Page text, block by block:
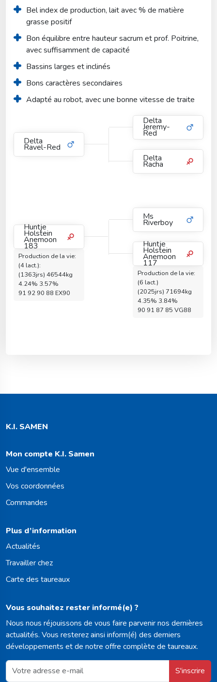
Bel index de production, lait avec % de matière
grasse positif
Bon équilibre entre hauteur sacrum et prof. Poitrine,
avec suffisamment de capacité
Bassins larges et inclinés
Bons caractères secondaires
Adapté au robot, avec une bonne vitesse de traite
Delta
Ravel-Red
Delta
Jeremy-
Red
Delta
Racha
Huntje
Holstein
Anemoon
183
Production de la vie:
(4 lact.):
(1363jrs) 46544kg
4.24% 3.57%
91 92 90 88 EX90
Ms
Riverboy
Huntje
Holstein
Anemoon
117
Production de la vie:
(6 lact.)
(2025jrs) 71694kg
4.35% 3.84%
90 91 87 85 VG88
K.I. SAMEN
Mon compte K.I. Samen
Vue d'ensemble
Vos coordonnées
Commandes
Plus d’information
Actualités
Travailler chez
Carte des taureaux
Vous souhaitez rester informé(e) ?
Nous nous réjouissons de vous faire parvenir nos dernières
actualités. Vous resterez ainsi inform(é) des derniers
développements et de notre offre complète de taureaux.
S'inscrire